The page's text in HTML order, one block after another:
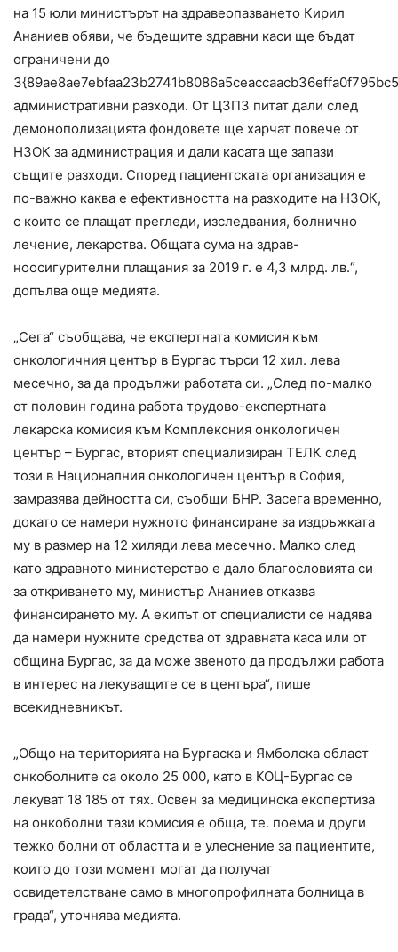
на 15 юли министърът на здравеопазването Кирил
Ананиев обяви, че бъдещите здравни каси ще бъдат
ограничени до
административни разходи. От ЦЗПЗ питат дали след
демонополизацията фондовете ще харчат повече от
НЗОК за администрация и дали касата ще запази
същите разходи. Според пациентската организация е
по-важно каква е ефективността на разходите на НЗОК,
с които се плащат прегледи, изследвания, болнично
лечение, лекарства. Общата сума на здрав-
ноосигурителни плащания за 2019 г. е 4,3 млрд. лв.“,
допълва още медията.
„Сега“ съобщава, че експертната комисия към
онкологичния център в Бургас търси 12 хил. лева
месечно, за да продължи работата си. „След по-малко
от половин година работа трудово-експертната
лекарска комисия към Комплексния онкологичен
център – Бургас, вторият специализиран ТЕЛК след
този в Националния онкологичен център в София,
замразява дейността си, съобщи БНР. Засега временно,
докато се намери нужното финансиране за издръжката
му в размер на 12 хиляди лева месечно. Малко след
като здравното министерство е дало благословията си
за откриването му, министър Ананиев отказва
финансирането му. А екипът от специалисти се надява
да намери нужните средства от здравната каса или от
община Бургас, за да може звеното да продължи работа
в интерес на лекуващите се в центъра“, пише
всекидневникът.
„Общо на територията на Бургаска и Ямболска област
онкоболните са около 25 000, като в КОЦ-Бургас се
лекуват 18 185 от тях. Освен за медицинска експертиза
на онкоболни тази комисия е обща, те. поема и други
тежко болни от областта и е улеснение за пациентите,
които до този момент могат да получат
освидетелстване само в многопрофилната болница в
града“, уточнява медията.